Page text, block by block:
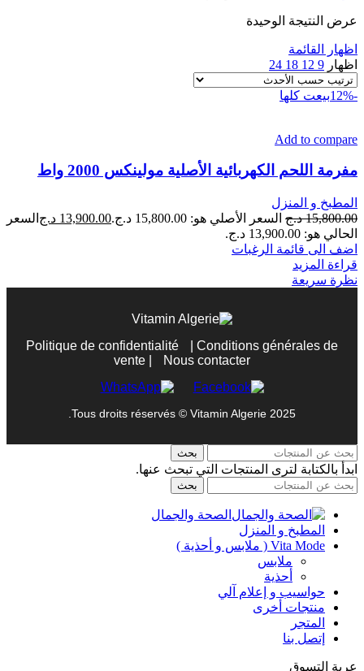
عرض النتيجة الوحيدة
اظهار القائمة
اظهار 9
12
18
24
-12% بيعت كلها
Add to compare
مفرمة اللحم الكهربائية الأصلية مولينكس 2000 واط
المطبخ و المنزل
15,800.00 د.ج السعر الأصلي هو: 15,800.00 د.ج. 13,900.00 د.ج السعر
الحالي هو: 13,900.00 د.ج.
اضف الى قائمة الرغبات
قراءة المزيد
نظرة سريعة
Politique de confidentialité
Conditions générales de
vente
Nous contacter
Tous droits réservés © Vitamin Algerie 2025.
بحث
ابدأ بالكتابة لترى المنتجات التي تبحث عنها.
بحث
الصحة والجمال
المطبخ و المنزل
Vita Mode ( ملابس و أحذية )
ملابس
أحذية
حواسيب و إعلام آلي
منتجات أخرى
المتجر
إتصل بنا
عربة التسوق